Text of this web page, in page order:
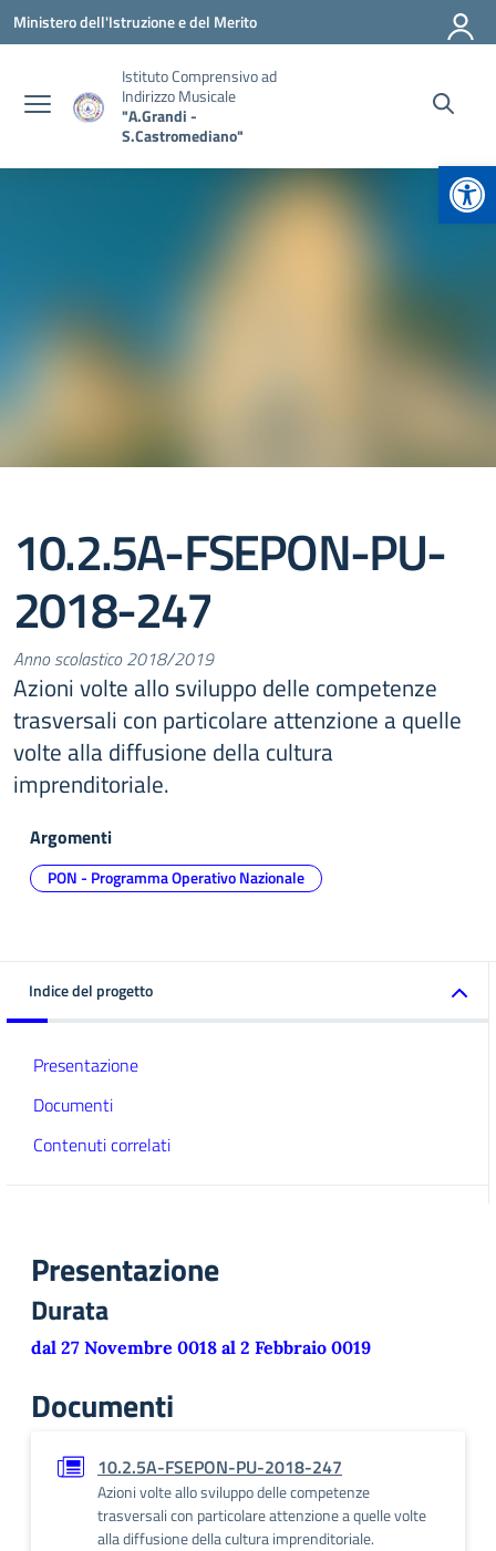
Vai ai contenuti
Vai al menu di navigazione
Vai al footer
Ministero dell'Istruzione e del Merito
Istituto Comprensivo ad
Indirizzo Musicale
"A.Grandi -
S.Castromediano"
10.2.5A-FSEPON-PU-
2018-247
Anno scolastico 2018/2019
Azioni volte allo sviluppo delle competenze
trasversali con particolare attenzione a quelle
volte alla diffusione della cultura
imprenditoriale.
Argomenti
PON - Programma Operativo Nazionale
Indice del progetto
Presentazione
Documenti
Contenuti correlati
Presentazione
Durata
dal 27 Novembre 0018 al 2 Febbraio 0019
Documenti
10.2.5A-FSEPON-PU-2018-247
Azioni volte allo sviluppo delle competenze
trasversali con particolare attenzione a quelle volte
alla diffusione della cultura imprenditoriale.